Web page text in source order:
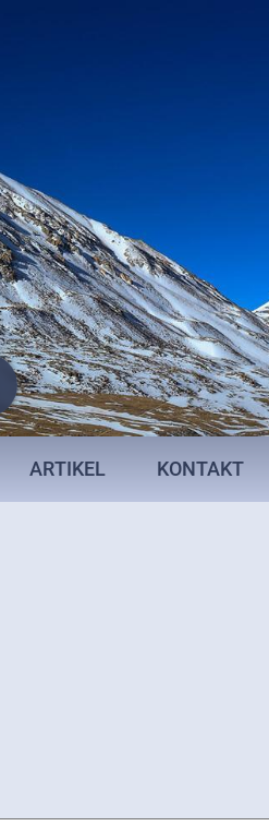
ARTIKEL KONTAKT